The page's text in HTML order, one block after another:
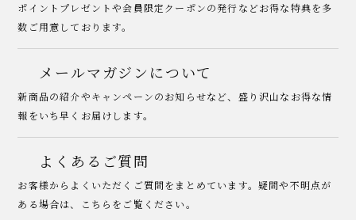
ポイントプレゼントや会員限定クーポンの発行などお得な特典を多
数ご用意しております。
メールマガジンについて
新商品の紹介やキャンペーンのお知らせなど、盛り沢山なお得な情
報をいち早くお届けします。
よくあるご質問
お客様からよくいただくご質問をまとめています。疑問や不明点が
ある場合は、こちらをご覧ください。